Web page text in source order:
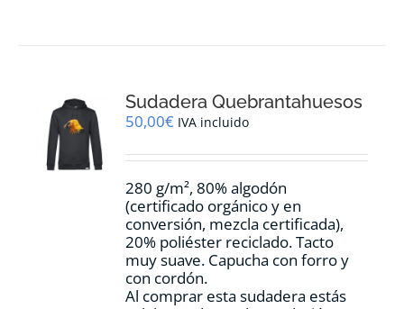
se
pueden
en
página
de
producto
Sudadera Quebrantahuesos
50,00€ IVA incluido
280 g/m², 80% algodón
(certificado orgánico y en
conversión, mezcla certificada),
20% poliéster reciclado. Tacto
muy suave. Capucha con forro y
con cordón.
Al comprar esta sudadera estás